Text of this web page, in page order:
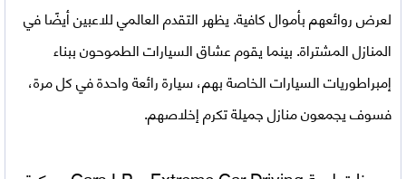
لعرض روائعهم بأموال كافية. يظهر التقدم العالمي للاعبين أيضًا في
المنازل المشتراة. بينما يقوم عشاق السيارات الطموحون ببناء
إمبراطوريات السيارات الخاصة بهم، سيارة رائعة واحدة في كل مرة،
فسوف يجمعون منازل جميلة تكرم إخلاصهم.